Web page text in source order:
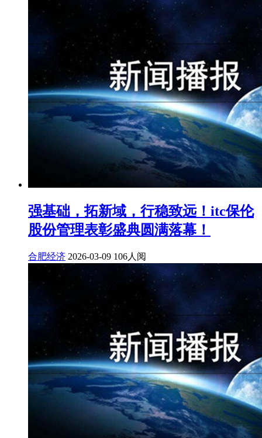
强基础，拓新域，行稳致远！itc保伦
股份管理表彰盛典圆满落幕！
合肥经济 2026-03-09 106人阅